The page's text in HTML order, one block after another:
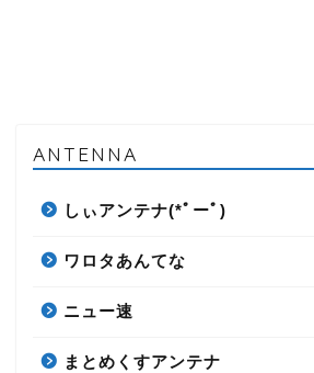
ANTENNA
しぃアンテナ(*ﾟーﾟ)
ワロタあんてな
ニュー速
まとめくすアンテナ